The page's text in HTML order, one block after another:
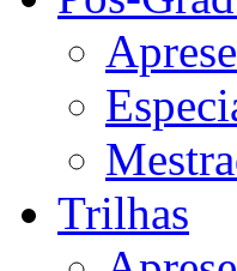
Trilhas